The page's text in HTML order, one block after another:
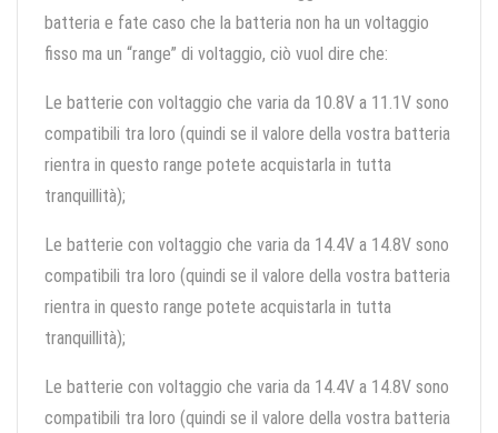
batteria e fate caso che la batteria non ha un voltaggio
fisso ma un “range” di voltaggio, ciò vuol dire che:
Le batterie con voltaggio che varia da 10.8V a 11.1V sono
compatibili tra loro (quindi se il valore della vostra batteria
rientra in questo range potete acquistarla in tutta
tranquillità);
Le batterie con voltaggio che varia da 14.4V a 14.8V sono
compatibili tra loro (quindi se il valore della vostra batteria
rientra in questo range potete acquistarla in tutta
tranquillità);
Le batterie con voltaggio che varia da 14.4V a 14.8V sono
compatibili tra loro (quindi se il valore della vostra batteria